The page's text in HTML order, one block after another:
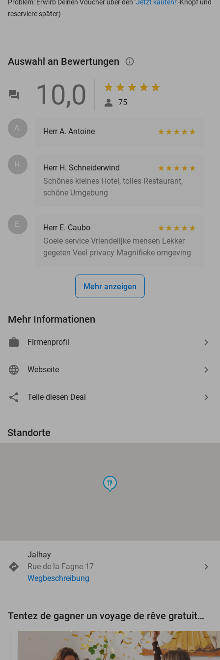
Problem: Erwirb Deinen Voucher über den ‘Jetzt kaufen!’-Knopf und
reserviere später)
Auswahl an Bewertungen info_outlined
10,0 75
A. Herr A. Antoine
H.
Herr H. Schneiderwind
Schönes kleines Hotel, tolles Restaurant,
schöne Umgebung
E.
Herr E. Caubo
Goeie service Vriendelijke mensen Lekker
gegeten Veel privacy Magnifieke omgeving
Mehr anzeigen
Mehr Informationen
Firmenprofil
Webseite
Teile diesen Deal
Standorte
food
Jalhay
Rue de la Fagne 17
Wegbeschreibung
Tentez de gagner un voyage de rêve gratuit d'une valeur de 3.000 € !